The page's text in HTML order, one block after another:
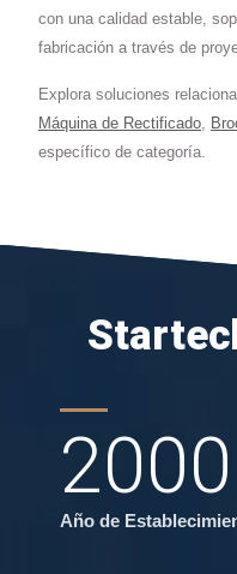
con una calidad estable,
fabricación a través de
Explora soluciones
Máquina de Rectificado
específico de categoría.
2000
Año de